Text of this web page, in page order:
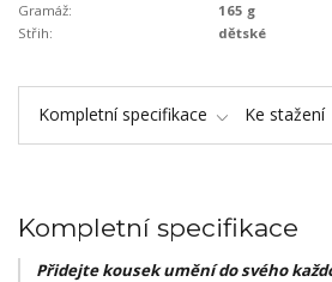
Gramáž:
165 g
Střih:
dětské
Kompletní specifikace Ke stažení
Kompletní specifikace
Přidejte kousek umění do svého